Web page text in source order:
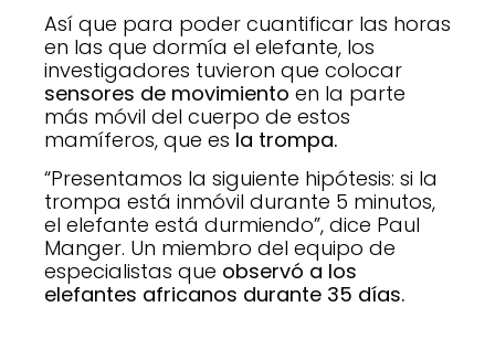
Así que para poder cuantificar las horas
en las que dormía el elefante, los
investigadores tuvieron que colocar
sensores de movimiento en la parte
más móvil del cuerpo de estos
mamíferos, que es la trompa.
“Presentamos la siguiente hipótesis: si la
trompa está inmóvil durante 5 minutos,
el elefante está durmiendo”, dice Paul
Manger. Un miembro del equipo de
especialistas que observó a los
elefantes africanos durante 35 días.